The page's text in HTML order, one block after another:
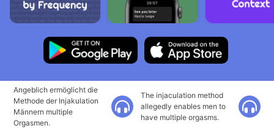
Angeblich ermöglicht die
Methode der Injakulation
Männern multiple
Orgasmen.
The injaculation method
allegedly enables men to
have multiple orgasms.